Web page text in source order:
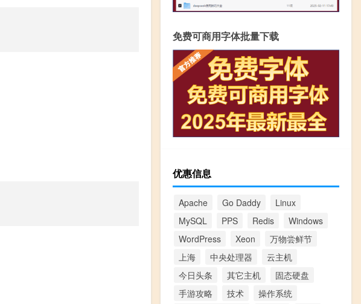
免费可商用字体批量下载
优惠信息
Apache Go Daddy
Linux
MySQL
PPS Redis
Windows
WordPress
Xeon
万物尝鲜节
上海
中央处理器
云主机
今日头条
其它主机
固态硬盘
手游攻略
技术
操作系统